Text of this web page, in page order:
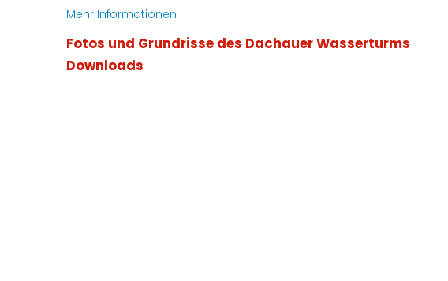
Mehr Informationen
Fotos und Grundrisse des Dachauer Wasserturms
Downloads